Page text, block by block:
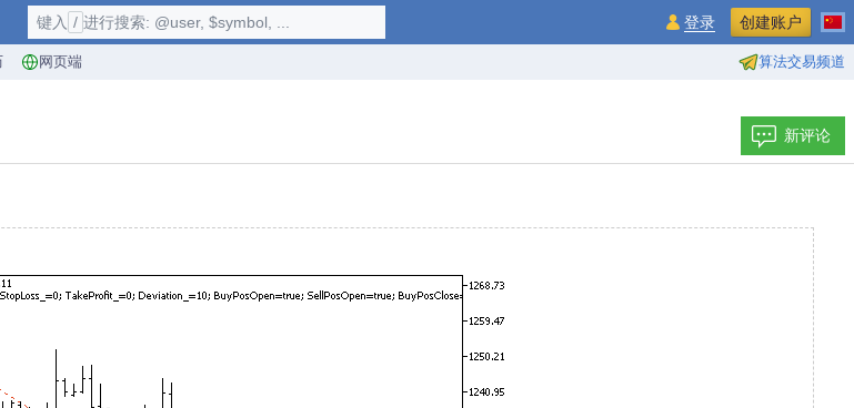
网页端 算法交易频道
键入 / 进行搜索: @user, $symbol, ... 登录 创建账户
新评论